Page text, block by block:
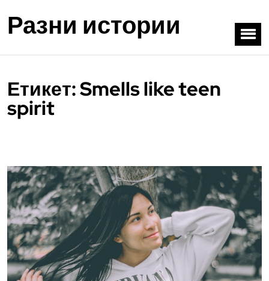
Разни истории
Етикет:Smells like teen
spirit